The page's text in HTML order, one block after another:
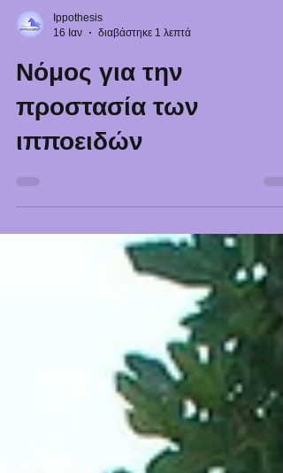
Ippothesis
16 Ιαν
διαβάστηκε 1 λεπτά
Νόμος για την
ιπποειδών